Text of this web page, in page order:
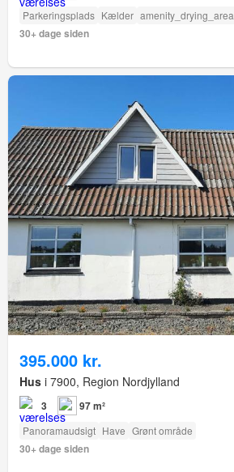
Parkeringsplads Kælder amenity_drying_area
30+ dage siden
395.000 kr.
Hus i 7900, Region Nordjylland
3 97 m²
Panoramaudsigt Have Grønt område
30+ dage siden